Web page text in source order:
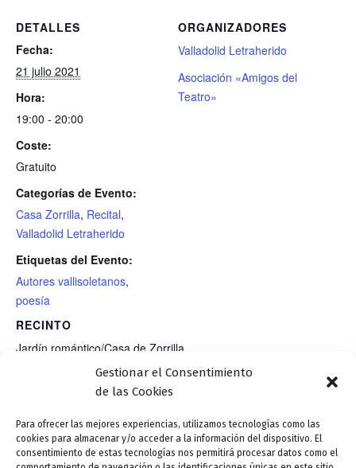
Gestionar el Consentimiento
de las Cookies
Para ofrecer las mejores experiencias, utilizamos tecnologías como las
cookies para almacenar y/o acceder a la información del dispositivo. El
consentimiento de estas tecnologías nos permitirá procesar datos como el
DETALLES
Fecha:
21 julio 2021
Hora:
19:00 - 20:00
Coste:
Gratuito
Categorías de Evento:
Casa Zorrilla, Recital,
Valladolid Letraherido
Etiquetas del Evento:
Autores vallisoletanos,
poesía
RECINTO
Jardín romántico/Casa de Zorrilla
C/ Fray Luis de Granada, 1
47003
ORGANIZADORES
Valladolid Letraherido
Asociación «Amigos del
Teatro»